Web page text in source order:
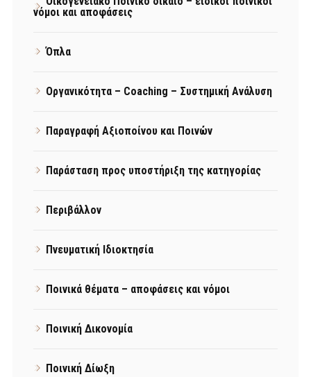
νόμοι και αποφάσεις
Όπλα
Οργανικότητα – Coaching – Συστημική Ανάλυση
Παραγραφή Αξιοποίνου και Ποινών
Παράσταση προς υποστήριξη της κατηγορίας
Περιβάλλον
Πνευματική Ιδιοκτησία
Ποινικά θέματα – αποφάσεις και νόμοι
Ποινική Δικονομία
Ποινική Δίωξη